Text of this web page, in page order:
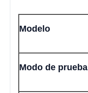
Modelo
Modo de prueba